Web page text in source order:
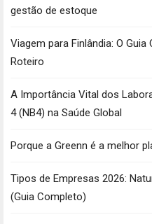
gestão de estoque
Viagem para Finlândia: O
Roteiro
A Importância Vital dos
4 (NB4) na Saúde Global
Porque a Greenn é a melhor
Tipos de Empresas 2026:
(Guia Completo)